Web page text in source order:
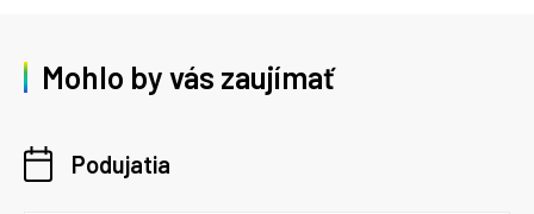
Mohlo by vás zaujímať
Podujatia